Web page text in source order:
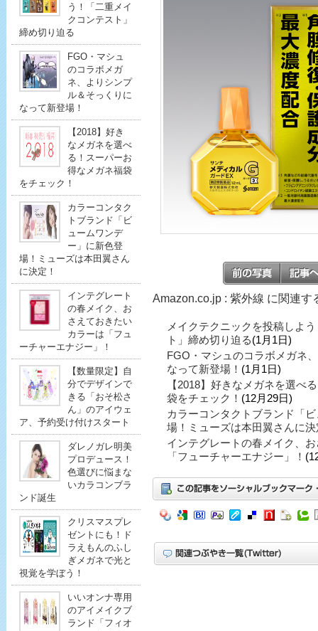
う！「二重メイ
クコンテスト」
締め切り迫る
FGO・マシュ
のコラボメガ
ネ、よりシンプ
ル＆そっくりに
なって新登場！
【2018】好き
なメガネを選べ
る！スーパーお
得なメガネ福袋
をチェック！
カラーコンタク
トブランド「ビ
ュームワンデ
ー」に新色登
場！ミューズは本田翼さん
に決定！
インテグレート
の春メイク、お
さえておきたい
カラーは「フュ
ーチャーエナジー」！
【数量限定】自
分でデザインで
きる「おそ松さ
ん」のアイウェ
ア、予約受け付けスタート
ダレノガレ明美
プロデュース！
色選びに悩まな
いカラコンブラ
ンド誕生
クリスマスプレ
ゼントにも！ド
ラえもんのふし
ぎメガネで光と
視覚を学ぼう！
いいオンナ専用
のアイメイクブ
ランド「フィオ
Amazon.co.jp : 紫外線 に関連す
メイクテクニックを投稿しよ
ト」締め切り迫る(1月1日)
FGO・マシュのコラボメガネ
なって新登場！ (1月1日)
【2018】好きなメガネを選べ
袋をチェック！ (12月29日)
カラーコンタクトブランド「
場！ミューズは本田翼さんに決
インテグレートの春メイク、
「フューチャーエナジー」！